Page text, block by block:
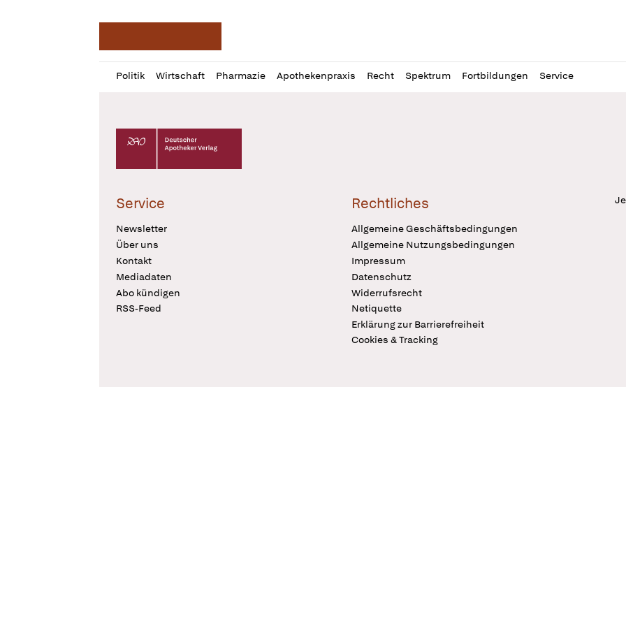
Politik Wirtschaft Pharmazie Apothekenpraxis Recht Spektrum Fortbildungen Service
Profil
öffnen
Daz
Pur
Deutscher Apotheker Verlag Logo
Service
Newsletter
Über uns
Kontakt
Mediadaten
Abo kündigen
RSS-Feed
Rechtliches
Allgemeine Geschäftsbedingungen
Allgemeine Nutzungsbedingungen
Impressum
Datenschutz
Widerrufsrecht
Netiquette
Erklärung zur Barrierefreiheit
Cookies & Tracking